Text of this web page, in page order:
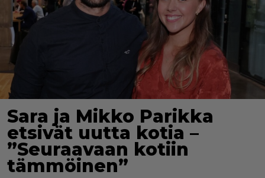
Sara ja Mikko Parikka
etsivät uutta kotia –
”Seuraavaan kotiin
tämmöinen”